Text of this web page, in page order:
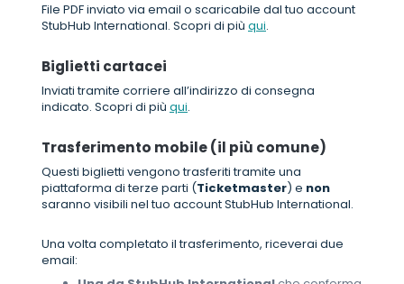
File PDF inviato via email o scaricabile dal tuo account
StubHub International. Scopri di più qui.
Biglietti cartacei
Inviati tramite corriere all’indirizzo di consegna
indicato. Scopri di più qui.
Trasferimento mobile (il più comune)
Questi biglietti vengono trasferiti tramite una
piattaforma di terze parti (Ticketmaster) e non
saranno visibili nel tuo account StubHub International.
Una volta completato il trasferimento, riceverai due
email: